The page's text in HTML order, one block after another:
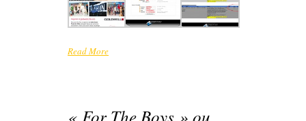
Read More
« For The Boys » ou